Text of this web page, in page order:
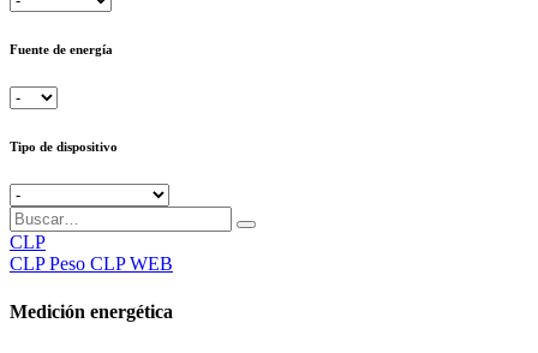
Fuente de energía
Tipo de dispositivo
CLP
CLP Peso CLP WEB
Medición energética